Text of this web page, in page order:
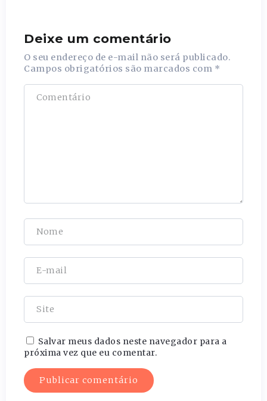
Deixe um comentário
O seu endereço de e-mail não será publicado.
Campos obrigatórios são marcados com *
Salvar meus dados neste navegador para a
próxima vez que eu comentar.